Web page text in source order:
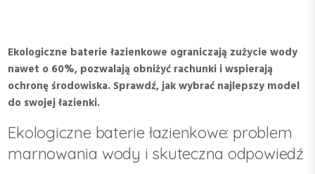
Ekologiczne baterie łazienkowe ograniczają zużycie wody
nawet o 60%, pozwalają obniżyć rachunki i wspierają
ochronę środowiska. Sprawdź, jak wybrać najlepszy model
do swojej łazienki.
Ekologiczne baterie łazienkowe: problem
marnowania wody i skuteczna odpowiedź